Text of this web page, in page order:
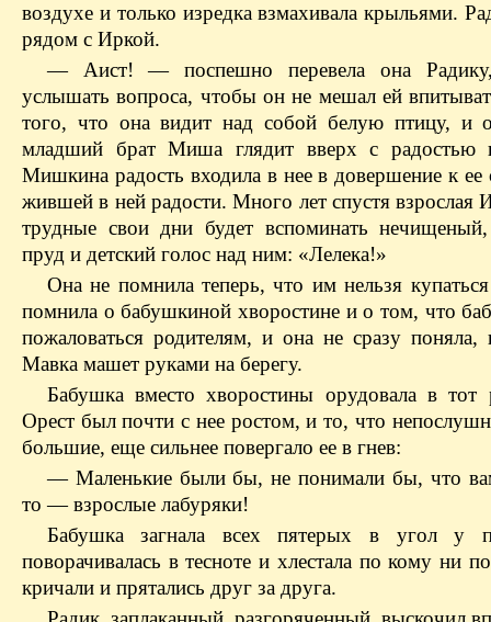
воздухе и только изредка взмахивала крыльями.
рядом с Иркой.
— Аист! — поспешно перевела она
услышать вопроса, чтобы он не мешал ей
того, что она видит над собой белую птицу, и
младший брат Миша глядит вверх с радостью
Мишкина радость входила в нее в довершение к ее
жившей в ней радости. Много лет спустя взрослая
трудные свои дни будет вспоминать
пруд и детский голос над ним: «Лелека!»
Она не помнила теперь, что им нельзя
помнила о бабушкиной хворостине и о том, что
пожаловаться родителям, и она не сразу поняла,
Мавка машет руками на берегу.
Бабушка вместо хворостины орудовала в тот
Орест был почти с нее ростом, и то, что
большие, еще сильнее повергало ее в гнев:
— Маленькие были бы, не понимали бы, что
то — взрослые лабуряки!
Бабушка загнала всех пятерых в угол у
поворачивалась в тесноте и хлестала по кому ни
кричали и прятались друг за друга.